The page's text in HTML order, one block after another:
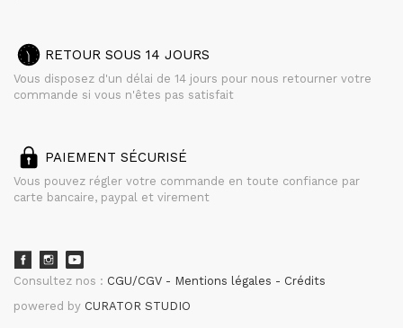
RETOUR SOUS 14 JOURS
Vous disposez d'un délai de 14 jours pour nous retourner votre
commande si vous n'êtes pas satisfait
PAIEMENT SÉCURISÉ
Vous pouvez régler votre commande en toute confiance par
carte bancaire, paypal et virement
Consultez nos : CGU/CGV Mentions légales
Crédits
powered by CURATOR STUDIO